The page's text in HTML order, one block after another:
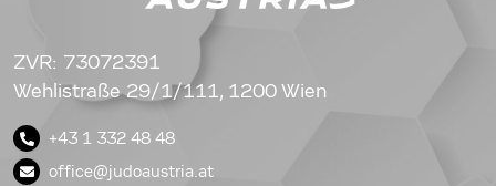
ZVR: 73072391
Wehlistraße 29/1/111, 1200 Wien
+43 1 332 48 48
office@judoaustria.at